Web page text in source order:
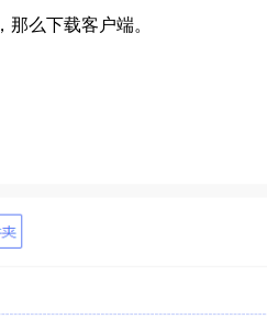
么下载客户端。